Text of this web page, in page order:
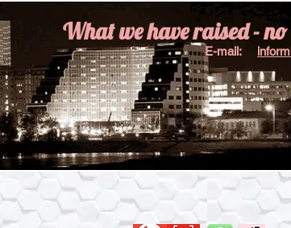
E-mail:
What we have raised -